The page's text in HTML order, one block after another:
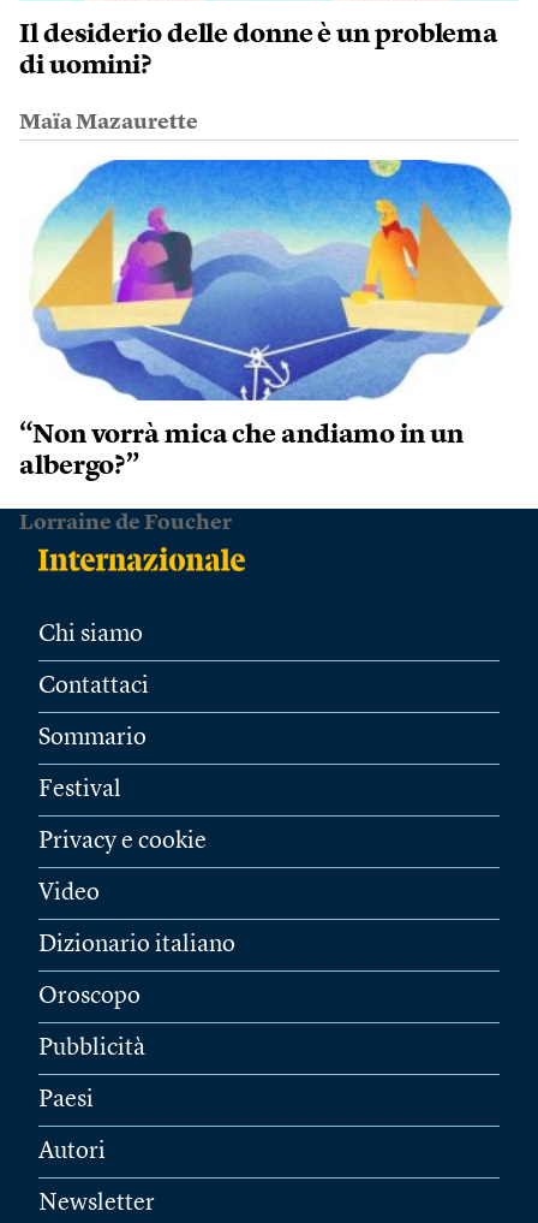
Il desiderio delle donne è un problema
di uomini?
Maïa Mazaurette
“Non vorrà mica che andiamo in un
albergo?”
Lorraine de Foucher
Chi siamo
Contattaci
Sommario
Festival
Privacy e cookie
Video
Dizionario italiano
Oroscopo
Pubblicità
Paesi
Autori
Newsletter